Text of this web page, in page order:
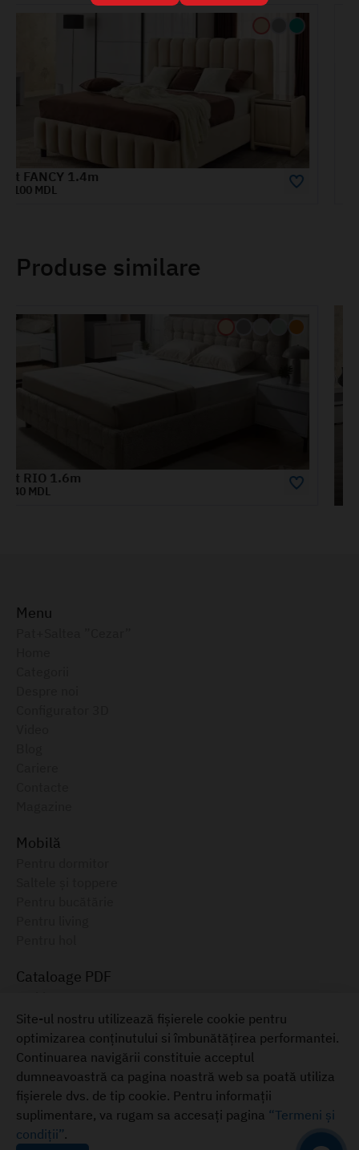
Pat FANCY 1.8m
Produse similare
Menu
Mobilă
Cataloage PDF
Catalog electronic, August 2025
Mobilă pentru casa ta
+373 22 855-333
Termeni și condiții
© 2026ambianta.md
Site-ul nostru utilizează fișierele cookie pentru
optimizarea conținutului si îmbunătățirea performantei.
Continuarea navigării constituie acceptul
dumneavoastră ca pagina noastră web sa poată utiliza
fișierele dvs. de tip cookie. Pentru informații
suplimentare, va rugam sa accesați pagina “Termeni și
condiții”.